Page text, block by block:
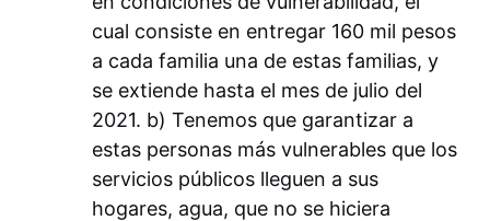
cual consiste en entregar 160 mil pesos
a cada familia una de estas familias, y
se extiende hasta el mes de julio del
2021. b) Tenemos que garantizar a
estas personas más vulnerables que los
servicios públicos lleguen a sus
hogares, agua, que no se hiciera